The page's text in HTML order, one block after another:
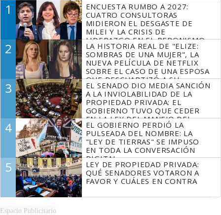
1
ENCUESTA RUMBO A 2027:
CUATRO CONSULTORAS
MIDIERON EL DESGASTE DE
MILEI Y LA CRISIS DE
LIDERAZGO EN EL PERONISMO
2
LA HISTORIA REAL DE "ELIZE:
SOMBRAS DE UNA MUJER", LA
NUEVA PELÍCULA DE NETFLIX
SOBRE EL CASO DE UNA ESPOSA
QUE DESCUARTIZÓ A SU
MARIDO
3
EL SENADO DIO MEDIA SANCIÓN
A LA INVIOLABILIDAD DE LA
PROPIEDAD PRIVADA: EL
GOBIERNO TUVO QUE CEDER
EN LA LEY DEL MANEJO DEL
FUEGO
4
EL GOBIERNO PERDIÓ LA
PULSEADA DEL NOMBRE: LA
"LEY DE TIERRAS" SE IMPUSO
EN TODA LA CONVERSACIÓN
DIGITAL
5
LEY DE PROPIEDAD PRIVADA:
QUÉ SENADORES VOTARON A
FAVOR Y CUÁLES EN CONTRA
Espacio Publicitario